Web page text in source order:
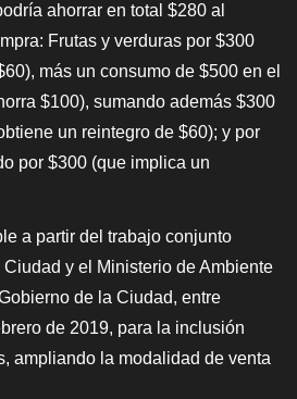
ahorrar en total $280 al
Frutas y verduras por $300
más un consumo de $500 en el
$100), sumando además $300
un reintegro de $60); y por
por $300 (que implica un
a partir del trabajo conjunto
y el Ministerio de Ambiente
de la Ciudad, entre
de 2019, para la inclusión
ampliando la modalidad de venta